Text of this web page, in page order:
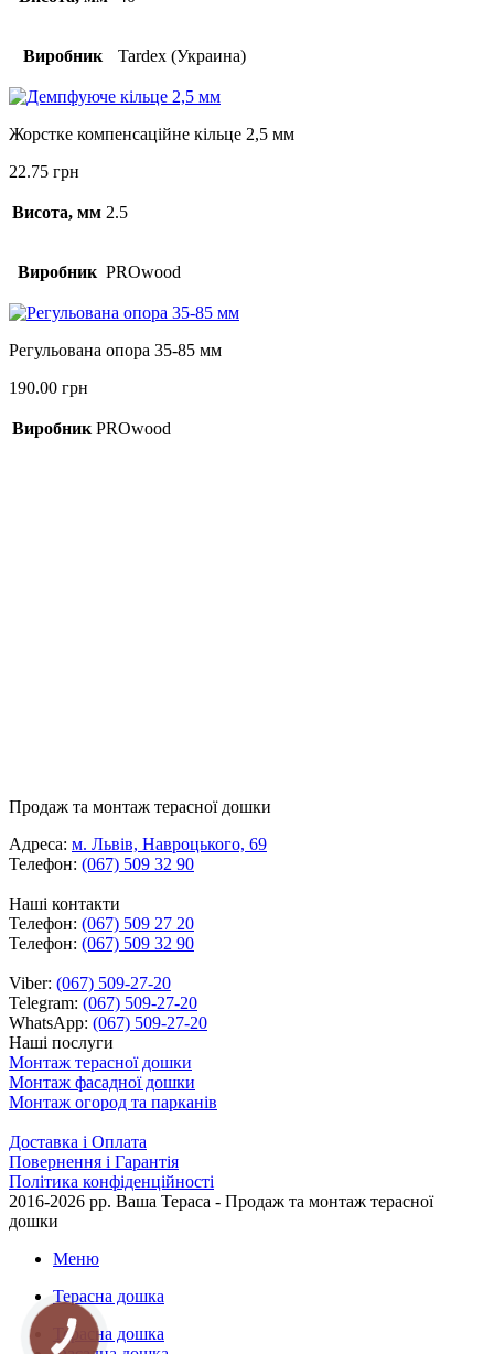
Виробник Tardex (Украина)
Жорстке компенсаційне кільце 2,5 мм
22.75 грн
Висота, мм 2.5
Виробник PROwood
Регульована опора 35-85 мм
190.00 грн
Виробник PROwood
Продаж та монтаж терасної дошки
Адреса: м. Львів, Навроцького, 69
Телефон: (067) 509 32 90
Наші контакти
Телефон: (067) 509 27 20
Телефон: (067) 509 32 90
Viber: (067) 509-27-20
Telegram: (067) 509-27-20
WhatsApp: (067) 509-27-20
Наші послуги
Монтаж терасної дошки
Монтаж фасадної дошки
Монтаж огород та парканів
Доставка і Оплата
Повернення і Гарантія
Політика конфіденційності
2016-2026 рр. Ваша Тераса - Продаж та монтаж терасної
дошки
Меню
Терасна дошка
Терасна дошка
КНОПКА
ЗВ'ЯЗКУ